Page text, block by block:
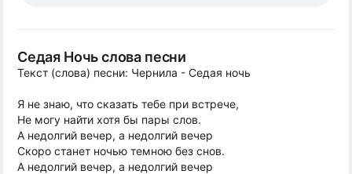
Седая Ночь слова песни
Текст (слова) песни: Чернила - Седая ночь
Я не знаю, что сказать тебе при встрече,
Не могу найти хотя бы пары слов.
А недолгий вечер, а недолгий вечер
Скоро станет ночью темною без снов.
А недолгий вечер, а недолгий вечер